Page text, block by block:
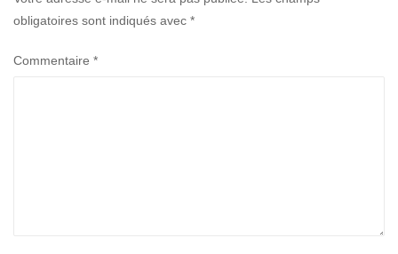
obligatoires sont indiqués avec *
Commentaire *